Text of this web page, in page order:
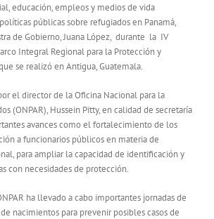
educación, empleos y medios de vida
públicas sobre refugiados en Panamá,
de Gobierno, Juana López, durante la IV
Integral Regional para la Protección y
se realizó en Antigua, Guatemala.
el director de la Oficina Nacional para la
(ONPAR), Hussein Pitty, en calidad de secretaría
avances como el fortalecimiento de los
a funcionarios públicos en materia de
para ampliar la capacidad de identificación y
con necesidades de protección.
ha llevado a cabo importantes jornadas de
nacimientos para prevenir posibles casos de